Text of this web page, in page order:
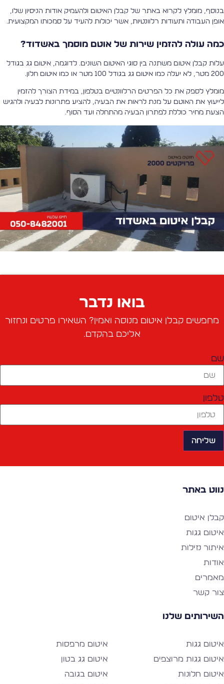
מומלץ לקרוא באתר של קבלן האיטום ולהעמיק אודות הניסיון שלו,
העבודה ותעודות רלוונטיות, אשר יכולות להעיד על סמכותו המקצועית.
עולה להזמין שירות של אוטם מוסמך באשדוד?
קבלן איטום משתנה בין סוגי האיטום השונים. לדוגמה, איטום גג בגודל
איטום גג בגודל 100 מטר או כמו איטום חלון.
לספק את כל הפרטים הרלוונטיים בטלפון, במידת הצורך להזמין
את האוטם על מנת לראות את הבעיה, להציע פתרונות לבעיה ולהגיש
מחיר כוללת לפתרון הבעיה מהתחלה ועד הסוף.
בואו נדבר
מחפשים קבלן איטום מנוסה ואמין? השאירו פרטים ונחזור
אליכם בהקדם.
שליחה
באתר
איטום
גגות
נזילות
קשר
שלנו
גגות
גגות מרוצפים
חלונות
איטום מרפסות
איטום גג בטון
איטום בגובה